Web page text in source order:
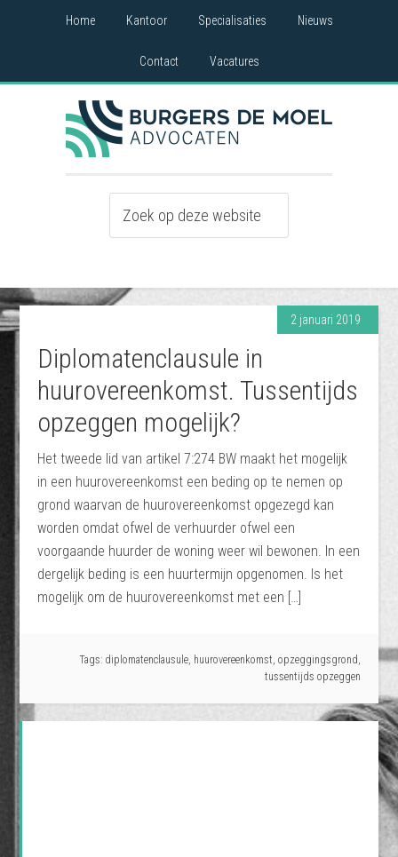
Home Kantoor Specialisaties Nieuws
Contact Vacatures
2 januari 2019
Diplomatenclausule in
huurovereenkomst. Tussentijds
opzeggen mogelijk?
Het tweede lid van artikel 7:274 BW maakt het mogelijk
in een huurovereenkomst een beding op te nemen op
grond waarvan de huurovereenkomst opgezegd kan
worden omdat ofwel de verhuurder ofwel een
voorgaande huurder de woning weer wil bewonen. In een
dergelijk beding is een huurtermijn opgenomen. Is het
mogelijk om de huurovereenkomst met een […]
Tags: diplomatenclausule, huurovereenkomst, opzeggingsgrond,
tussentijds opzeggen